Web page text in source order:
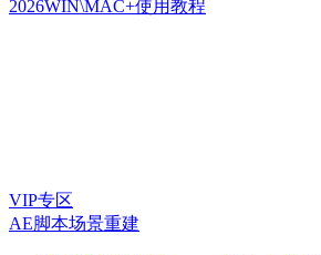
VIP专区
AE脚本场景重建